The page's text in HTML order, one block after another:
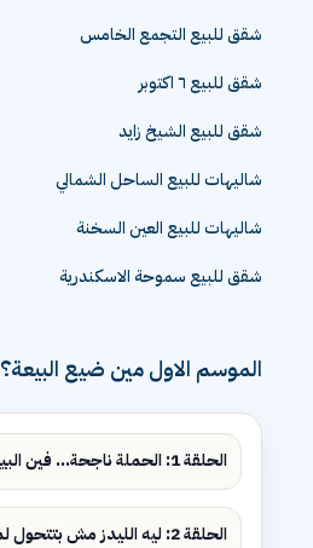
شقق للبيع التجمع الخامس
شقق للبيع ٦ اكتوبر
شقق للبيع الشيخ زايد
شاليهات للبيع الساحل الشمالي
شاليهات للبيع العين السخنة
شقق للبيع سموحة الاسكندرية
الموسم الاول مين ضيع البيعة؟
الحلقة 1: الحملة ناجحة... فين البيع؟
الحلقة 2: ليه الليدز مش بتتحول لمبيعات؟